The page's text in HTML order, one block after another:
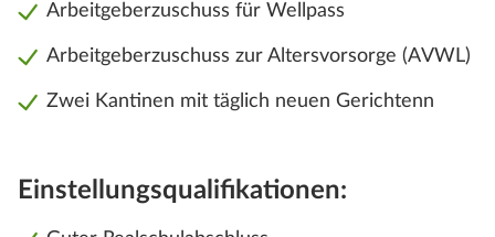
Arbeitgeberzuschuss für Wellpass
Arbeitgeberzuschuss zur Altersvorsorge (AVWL)
Zwei Kantinen mit täglich neuen Gerichtenn
Einstellungsqualifikationen: